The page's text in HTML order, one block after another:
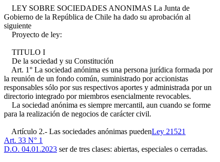
LEY SOBRE SOCIEDADES ANONIMAS La Junta de
Gobierno de la República de Chile ha dado su aprobación al
siguiente
Proyecto de ley:
TITULO I
De la sociedad y su Constitución
Art. 1° La sociedad anónima es una persona jurídica formada por
la reunión de un fondo común, suministrado por accionistas
responsables sólo por sus respectivos aportes y administrada por un
directorio integrado por miembros esencialmente revocables.
La sociedad anónima es siempre mercantil, aun cuando se forme
para la realización de negocios de carácter civil.
Artículo 2.- Las sociedades anónimas puedenLey 21521
Art. 33 N° 1
D.O. 04.01.2023 ser de tres clases: abiertas, especiales o cerradas.